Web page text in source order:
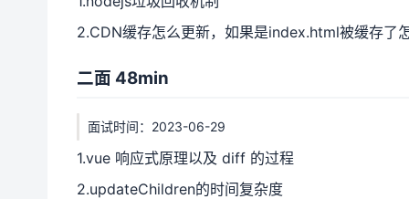
2.CDN缓存怎么更新，如果是index.html被缓存了
二面 48min
面试时间：2023-06-29
1.vue 响应式原理以及 diff 的过程
2.updateChildren的时间复杂度